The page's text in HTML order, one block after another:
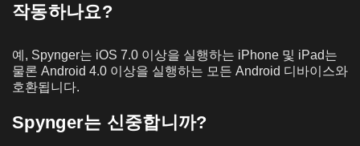
작동하나요?
예, Spynger는 iOS 7.0 이상을 실행하는 iPhone 및 iPad는
물론 Android 4.0 이상을 실행하는 모든 Android 디바이스와
호환됩니다.
Spynger는 신중합니까?